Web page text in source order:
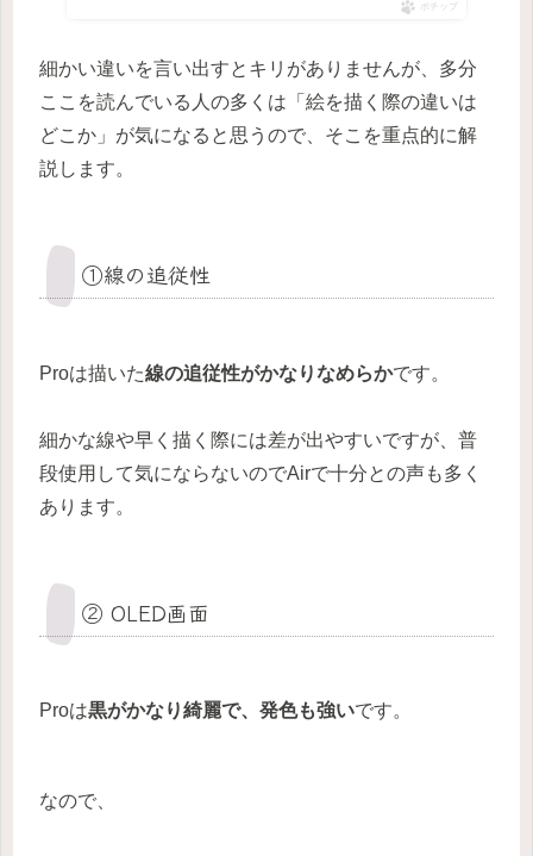
ポチップ
細かい違いを言い出すとキリがありませんが、多分
ここを読んでいる人の多くは「絵を描く際の違いは
どこか」が気になると思うので、そこを重点的に解
説します。
①線の追従性
Proは描いた線の追従性がかなりなめらかです。
細かな線や早く描く際には差が出やすいですが、普
段使用して気にならないのでAirで十分との声も多く
あります。
② OLED画面
Proは黒がかなり綺麗で、発色も強いです。
なので、